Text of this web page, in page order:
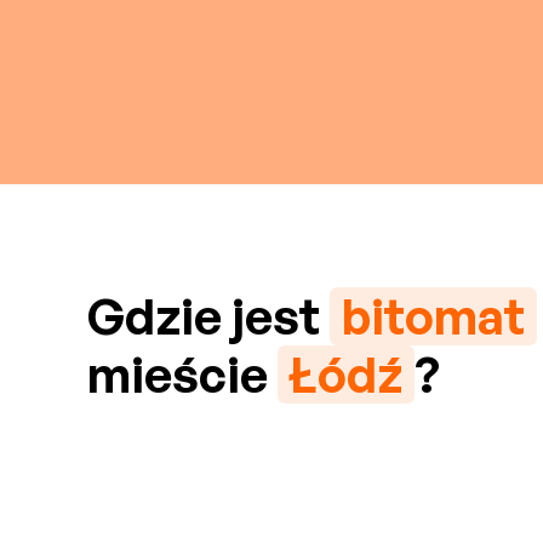
Gdzie jest bitomat
mieście Łódź ?